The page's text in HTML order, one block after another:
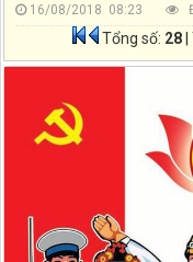
16/08/2018 08:23
Tổng số: 28|
Chí Minh trong giai đoạn
Loại khác số: 183-QĐ/
định số 183-QĐ/TW
biên chế của hệ thống
Quyết định số: 209/
MTTQ tỉnh Tuyên
hại đối với các công
Quyết định số: 205/
MTTQ tỉnh Tuyên
Lãnh đạo Đảng, Nhà
người nghèo nhân dịp